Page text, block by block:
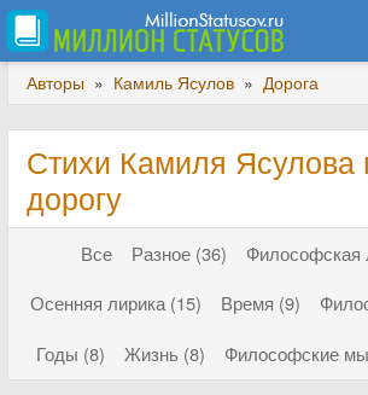
Авторы » Камиль Ясулов » Дорога
Стихи Камиля Ясулова
дорогу
Все Разное (36)
Философская
Осенняя лирика (15)
Время (9)
Годы (8)
Жизнь (8) Философские